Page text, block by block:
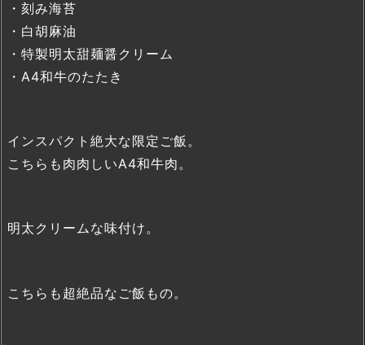
・刻み海苔
・白胡麻油
・特製明太甜麺醤クリーム
・A4和牛のたたき
インスパクト絶大な限定ご飯。
こちらも肉肉しいA4和牛肉。
明太クリームな味付け。
こちらも超絶品なご飯もの。